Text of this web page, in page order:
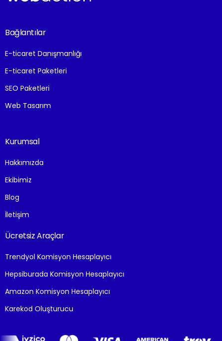
Bağlantılar
E-ticaret Danışmanlığı
E-ticaret Paketleri
SEO Paketleri
Web Tasarım
Kurumsal
Hakkımızda
Ekibimiz
Blog
İletişim
Ücretsiz Araçlar
Trendyol Komisyon Hesaplayıcı
Hepsiburada Komisyon Hesaplayıcı
Amazon Komisyon Hesaplayıcı
Karekod Oluşturucu